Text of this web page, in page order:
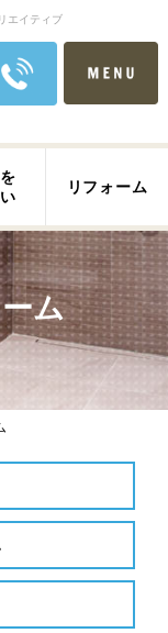
エイティブ
リフォーム
ム